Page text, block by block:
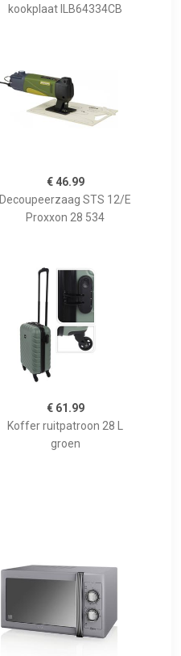
kookplaat ILB64334CB
€ 46.99
Decoupeerzaag STS 12/E
Proxxon 28 534
€ 61.99
Koffer ruitpatroon 28 L
groen